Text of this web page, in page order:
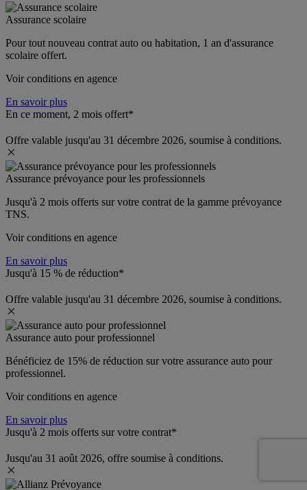
Assurance scolaire
Pour tout nouveau contrat auto ou habitation, 1 an d'assurance
scolaire offert.
Voir conditions en agence
En savoir plus
En ce moment, 2 mois offert*
Offre valable jusqu'au 31 décembre 2026, soumise à conditions.
Assurance prévoyance pour les professionnels
Jusqu'à 2 mois offerts sur votre contrat de la gamme prévoyance
TNS.
Voir conditions en agence
En savoir plus
Jusqu'à 15 % de réduction*
Offre valable jusqu'au 31 décembre 2026, soumise à conditions.
Assurance auto pour professionnel
Bénéficiez de 15% de réduction sur votre assurance auto pour
professionnel.
Voir conditions en agence
En savoir plus
Jusqu'à 2 mois offerts sur votre contrat*
Jusqu'au 31 août 2026, offre soumise à conditions.